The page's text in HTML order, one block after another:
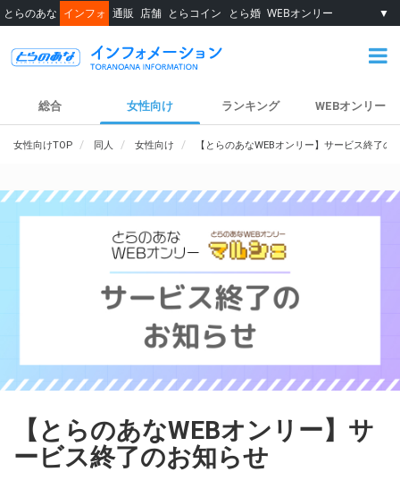
とらのあな インフォ 通販 店舗 とらコイン とら婚 WEBオンリー ▼
総合 女性向け ランキング WEBオンリー
女性向けTOP 同人 女性向け 【とらのあなWEBオンリー】サービス終了の
【とらのあなWEBオンリー】サ
ービス終了のお知らせ